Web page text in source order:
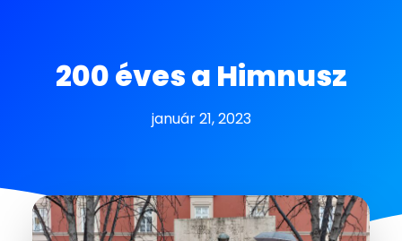
200 éves a Himnusz
január 21, 2023